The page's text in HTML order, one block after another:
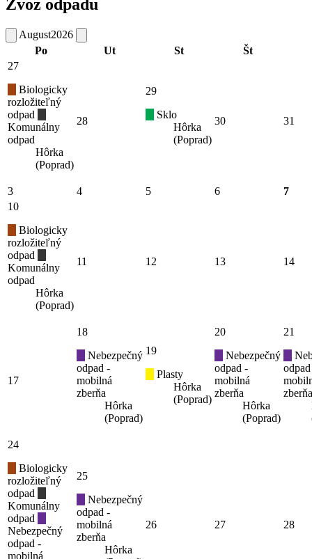
Zvoz odpadu
August2026
Po
Ut St Št
27
Biologicky
rozložiteľný
odpad
Komunálny
odpad
Hôrka
(Poprad)
28
29
Sklo
Hôrka
(Poprad)
30 31
3 4 5 6
7
10
Biologicky
rozložiteľný
odpad
Komunálny
odpad
Hôrka
(Poprad)
11 12 13 14
17
18
Nebezpečný
odpad -
mobilná
zberňa
Hôrka
(Poprad)
19
Plasty
Hôrka
(Poprad)
20
Nebezpečný
odpad -
mobilná
zberňa
Hôrka
(Poprad)
21
zberňa
24
Biologicky
rozložiteľný
odpad
Komunálny
odpad
Nebezpečný
odpad -
mobilná
25
Nebezpečný
odpad -
mobilná
zberňa
Hôrka
26 27 28